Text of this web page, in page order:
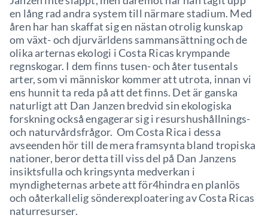
en lång rad andra system till närmare stadium. Med
åren har han skaffat sig en nästan otrolig kunskap
om växt- och djurvärldens sammansättning och de
olika arternas ekologi i Costa Ricas krympande
regnskogar. I dem finns tusen- och åter tusentals
arter, som vi människor kommer att utrota, innan vi
ens hunnit ta reda på att det finns. Det är ganska
naturligt att Dan Janzen bredvid sin ekologiska
forskning också engagerar sig i resurshushållnings-
och naturvårdsfrågor. Om Costa Rica i dessa
avseenden hör till de mera framsynta bland tropiska
nationer, beror detta till viss del på Dan Janzens
insiktsfulla och kringsynta medverkan i
myndigheternas arbete att för4hindra en planlös
och oåterkallelig sönderexploatering av Costa Ricas
naturresurser.